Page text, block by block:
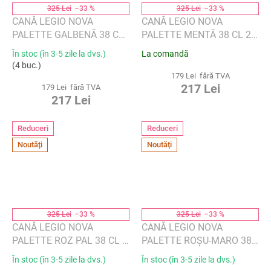
325 Lei –33 %
CANĂ LEGIO NOVA
PALETTE GALBENĂ 38 CL
2 BUC - EVA SOLO
În stoc (în 3-5 zile la dvs.)
(4 buc.)
179 Lei fără TVA
217 Lei
325 Lei –33 %
CANĂ LEGIO NOVA
PALETTE MENTĂ 38 CL 2
BUC - EVA SOLO
La comandă
179 Lei fără TVA
217 Lei
Reduceri
Noutăți
325 Lei –33 %
CANĂ LEGIO NOVA
PALETTE ROZ PAL 38 CL 2
BUC - EVA SOLO
În stoc (în 3-5 zile la dvs.)
Reduceri
Noutăți
325 Lei –33 %
CANĂ LEGIO NOVA
PALETTE ROȘU-MARO 38
CL 2 BUC - EVA SOLO
În stoc (în 3-5 zile la dvs.)